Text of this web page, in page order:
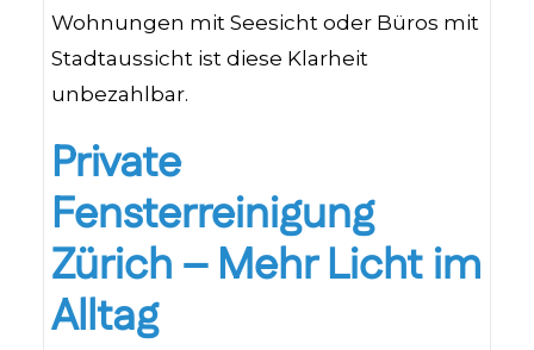
Wohnungen mit Seesicht oder Büros mit
Stadtaussicht ist diese Klarheit
unbezahlbar.
Private
Fensterreinigung
Zürich – Mehr Licht im
Alltag